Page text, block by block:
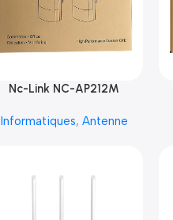
Nc-Link NC-AP212M
Informatiques, Antenne